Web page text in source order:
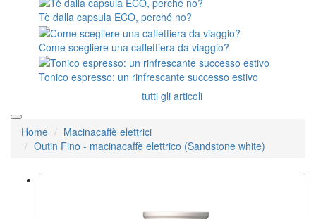
Tè dalla capsula ECO, perché no?
Come scegliere una caffettiera da viaggio?
Tonico espresso: un rinfrescante successo estivo
tutti gli articoli
Home
Macinacaffè elettrici
Outin Fino - macinacaffè elettrico (Sandstone white)